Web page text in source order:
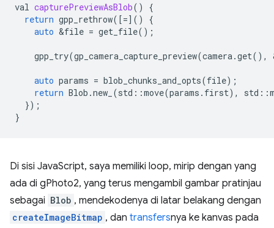
val capturePreviewAsBlob()
{
return gpp_rethrow([=]()
{
auto &file = get_file();
gpp_try(gp_camera_capture_preview(camera.get(),
auto params = blob_chunks_and_opts(file);
return Blob .new_ (std ::move(params . first), std ::
});
}
Di sisi JavaScript, saya memiliki loop, mirip dengan yang
ada di gPhoto2, yang terus mengambil gambar pratinjau
sebagai Blob , mendekodenya di latar belakang dengan
createImageBitmap , dan transfersnya ke kanvas pada